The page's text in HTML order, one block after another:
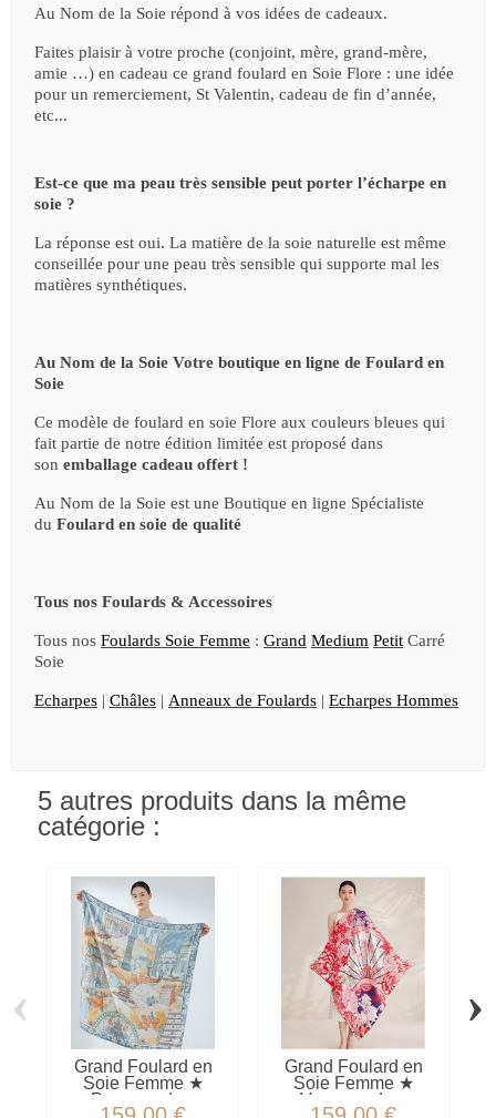
Au Nom de la Soie répond à vos idées de cadeaux.
Faites plaisir à votre proche (conjoint, mère, grand-mère,
amie …) en cadeau ce grand foulard en Soie Flore : une idée
pour un remerciement, St Valentin, cadeau de fin d’année,
etc...
Est-ce que ma peau très sensible peut porter l’écharpe en
soie ?
La réponse est oui. La matière de la soie naturelle est même
conseillée pour une peau très sensible qui supporte mal les
matières synthétiques.
Au Nom de la Soie Votre boutique en ligne de Foulard en
Soie
Ce modèle de foulard en soie Flore aux couleurs bleues qui
fait partie de notre édition limitée est proposé dans
son emballage cadeau offert !
Au Nom de la Soie est une Boutique en ligne Spécialiste
du Foulard en soie de qualité
Tous nos Foulards & Accessoires
Tous nos Foulards Soie Femme : Grand Medium Petit Carré
Soie
Echarpes | Châles | Anneaux de Foulards | Echarpes Hommes
5 autres produits dans la même
catégorie :
Grand Foulard en
Soie Femme ★
Promenade...
Grand Foulard en
Soie Femme ★
Voyages de...
‹ ›